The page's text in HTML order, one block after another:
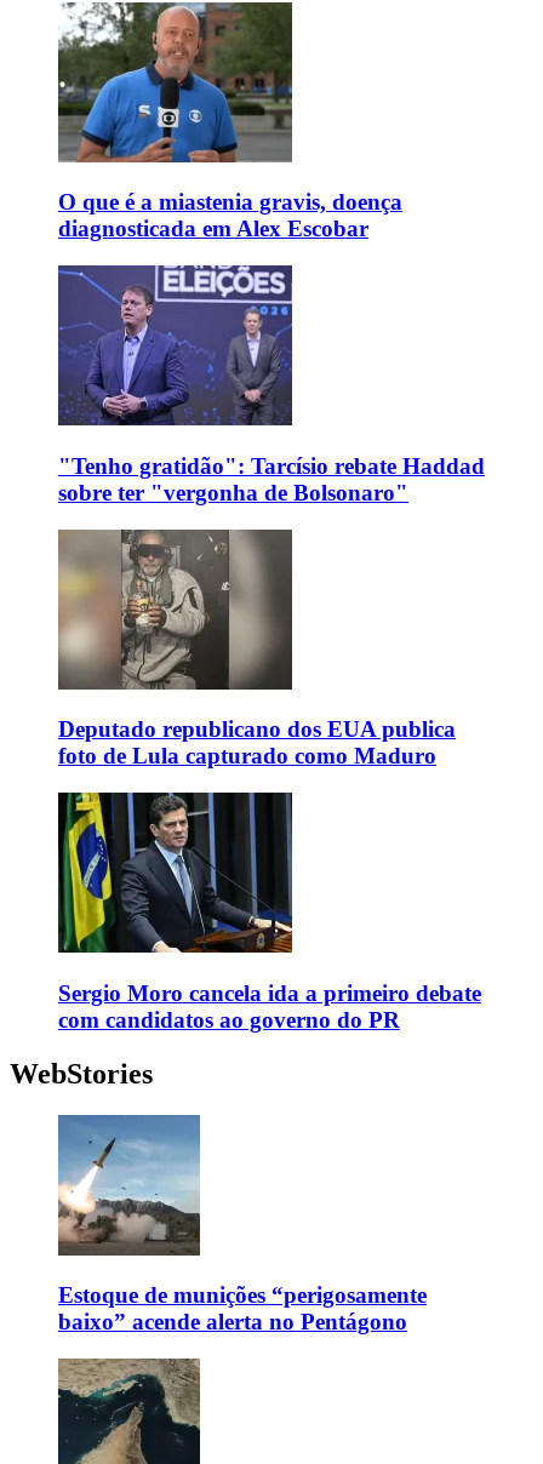
O que é a miastenia gravis, doença
diagnosticada em Alex Escobar
"Tenho gratidão": Tarcísio rebate Haddad
sobre ter "vergonha de Bolsonaro"
Deputado republicano dos EUA publica
foto de Lula capturado como Maduro
Sergio Moro cancela ida a primeiro debate
com candidatos ao governo do PR
WebStories
Estoque de munições “perigosamente
baixo” acende alerta no Pentágono